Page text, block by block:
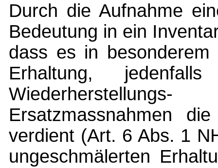
Durch die Aufnahme
Bedeutung in ein
dass es in besonderem
Erhaltung,
Ersatzmassnahmen
verdient (Art. 6 Abs. 1
ungeschmälerten